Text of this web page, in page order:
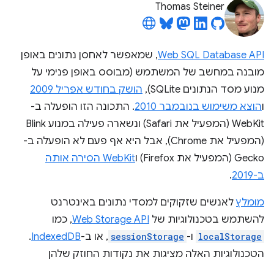
Thomas Steiner
Web SQL Database API, שמאפשר לאחסן נתונים באופן
מובנה במחשב של המשתמש (מבוסס באופן פנימי על
מנוע מסד הנתונים SQLite),
הושק בחודש אפריל 2009
והוצא משימוש בנובמבר 2010
. התכונה הזו הופעלה ב-
WebKit (המפעיל את Safari) ונשארה פעילה במנוע Blink
(המפעיל את Chrome), אבל היא אף פעם לא הופעלה ב-
Gecko (המפעיל את Firefox) ו
WebKit הסירה אותה
ב-2019
.
מומלץלאנשים שזקוקים למסדי נתונים באינטרנט
להשתמש בטכנולוגיות של Web Storage API, כמו
localStorage ו- sessionStorage , או ב-IndexedDB
.
הטכנולוגיות האלה מציגות את נקודות החוזק שלהן